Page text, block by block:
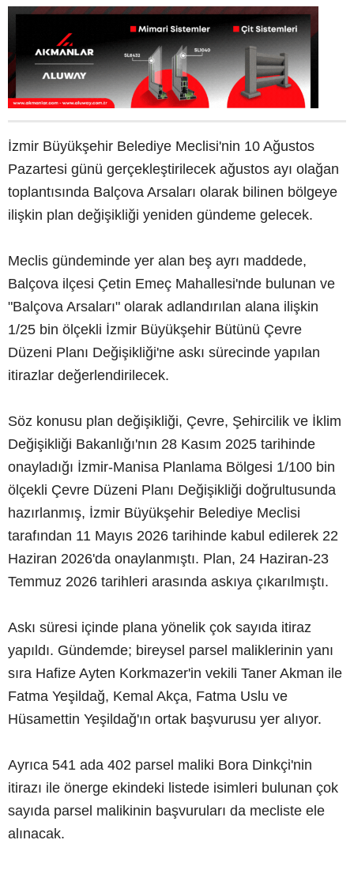
İzmir Büyükşehir Belediye Meclisi'nin 10 Ağustos
Pazartesi günü gerçekleştirilecek ağustos ayı olağan
toplantısında Balçova Arsaları olarak bilinen bölgeye
ilişkin plan değişikliği yeniden gündeme gelecek.
Meclis gündeminde yer alan beş ayrı maddede,
Balçova ilçesi Çetin Emeç Mahallesi'nde bulunan ve
"Balçova Arsaları" olarak adlandırılan alana ilişkin
1/25 bin ölçekli İzmir Büyükşehir Bütünü Çevre
Düzeni Planı Değişikliği'ne askı sürecinde yapılan
itirazlar değerlendirilecek.
Söz konusu plan değişikliği, Çevre, Şehircilik ve İklim
Değişikliği Bakanlığı'nın 28 Kasım 2025 tarihinde
onayladığı İzmir-Manisa Planlama Bölgesi 1/100 bin
ölçekli Çevre Düzeni Planı Değişikliği doğrultusunda
hazırlanmış, İzmir Büyükşehir Belediye Meclisi
tarafından 11 Mayıs 2026 tarihinde kabul edilerek 22
Haziran 2026'da onaylanmıştı. Plan, 24 Haziran-23
Temmuz 2026 tarihleri arasında askıya çıkarılmıştı.
Askı süresi içinde plana yönelik çok sayıda itiraz
yapıldı. Gündemde; bireysel parsel maliklerinin yanı
sıra Hafize Ayten Korkmazer'in vekili Taner Akman ile
Fatma Yeşildağ, Kemal Akça, Fatma Uslu ve
Hüsamettin Yeşildağ'ın ortak başvurusu yer alıyor.
Ayrıca 541 ada 402 parsel maliki Bora Dinkçi'nin
itirazı ile önerge ekindeki listede isimleri bulunan çok
sayıda parsel malikinin başvuruları da mecliste ele
alınacak.